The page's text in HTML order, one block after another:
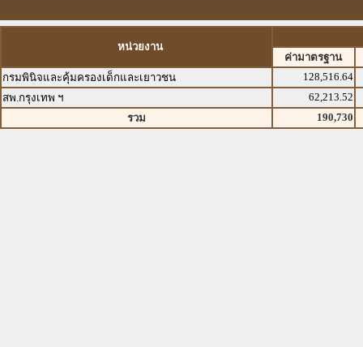
หน่วยงาน
ค่ามาตรฐาน
กรมพินิจและคุ้มครองเด็กและเยาวชน
128,516.64
สพ.กรุงเทพ ฯ
62,213.52
รวม
190,730